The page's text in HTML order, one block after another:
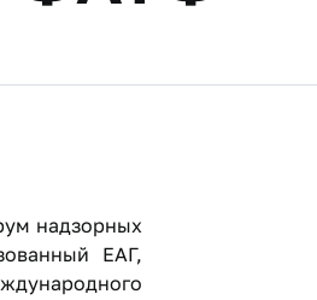
надзорных
ЕАГ,